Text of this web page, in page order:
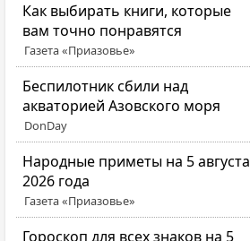
Как выбирать книги, которые
вам точно понравятся
Газета «Приазовье»
Беспилотник сбили над
акваторией Азовского моря
DonDay
Народные приметы на 5 августа
2026 года
Газета «Приазовье»
Гороскоп для всех знаков на 5